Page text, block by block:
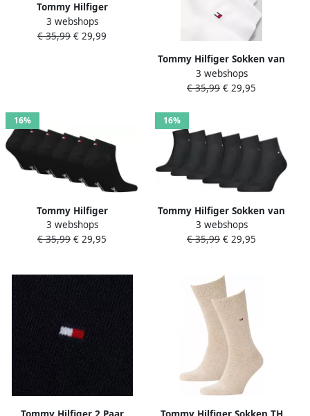
Tommy Hilfiger
Sneakersokken TH MEN
SNEAKER 6P ECOM (6 paar 6
3 webshops
€ 35,99 € 29,99
Tommy Hilfiger Sokken van
katoenmix in set van 6
model 'QUARTER 6P'
3 webshops
€ 35,99 € 29,95
16%
Tommy Hilfiger
Sneakersokken TH MEN
SNEAKER 6P ECOM (6 paar 6
3 webshops
€ 35,99 € 29,95
16%
Tommy Hilfiger Sokken van
katoenmix in set van 6
model 'QUARTER 6P'
3 webshops
€ 35,99 € 29,95